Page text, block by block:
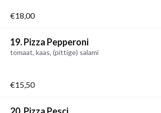
€18,00
19. Pizza Pepperoni
tomaat, kaas, (pittige) salami
€15,50